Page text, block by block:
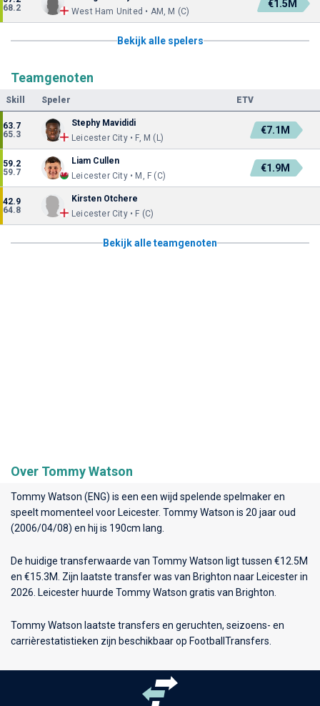
68.2
West Ham United • AM, M (C)
€1.5M
Bekijk alle spelers
Teamgenoten
Skill Speler ETV
63.7
65.3
Stephy Mavididi
Leicester City • F, M (L)
€7.1M
59.2
59.7
Liam Cullen
Leicester City • M, F (C)
€1.9M
42.9
64.8
Kirsten Otchere
Leicester City • F (C)
Bekijk alle teamgenoten
Over Tommy Watson
Tommy Watson (ENG) is een een wijd spelende spelmaker en
speelt momenteel voor Leicester. Tommy Watson is 20 jaar oud
(2006/04/08) en hij is 190cm lang.
De huidige transferwaarde van Tommy Watson ligt tussen €12.5M
en €15.3M. Zijn laatste transfer was van Brighton naar Leicester in
2026. Leicester huurde Tommy Watson gratis van Brighton.
Tommy Watson laatste transfers en geruchten, seizoens- en
carrièrestatistieken zijn beschikbaar op FootballTransfers.